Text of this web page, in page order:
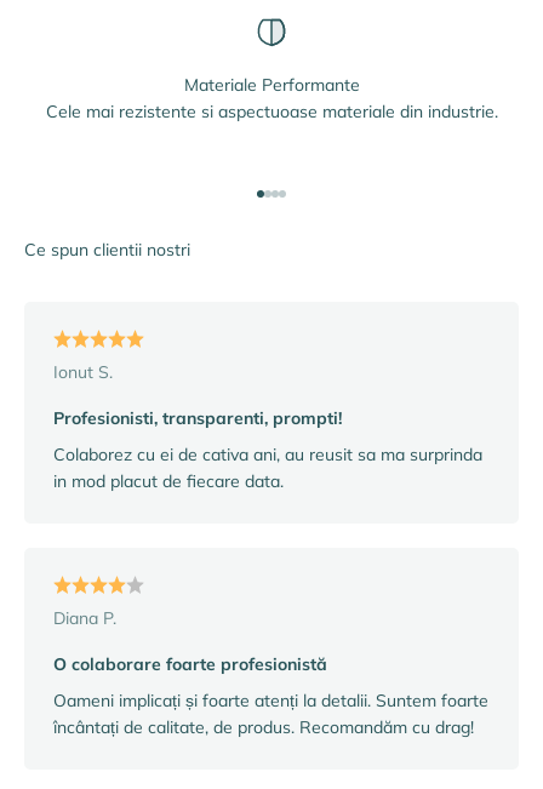
Materiale Performante
Cele mai rezistente si aspectuoase materiale din industrie.
Ce spun clientii nostri
Ionut S.
Profesionisti, transparenti, prompti!
Colaborez cu ei de cativa ani, au reusit sa ma surprinda
in mod placut de fiecare data.
Diana P.
O colaborare foarte profesionistă
Oameni implicați și foarte atenți la detalii. Suntem foarte
încântați de calitate, de produs. Recomandăm cu drag!